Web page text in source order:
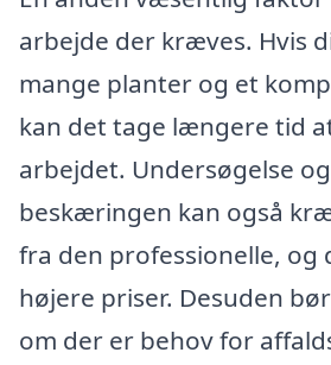
arbejde der kræves. Hvis
mange planter og et
kan det tage længere tid
arbejdet. Undersøgelse
beskæringen kan også
fra den professionelle, og
højere priser. Desuden
om der er behov for